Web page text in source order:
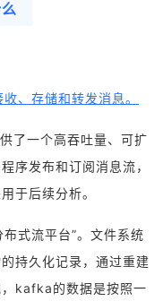
、存储和转发消息。
了一个高吞吐量、可扩
序发布和订阅消息流，
于后续分析。
式流平台”。文件系统
持久化记录，通过重建
kafka的数据是按照一